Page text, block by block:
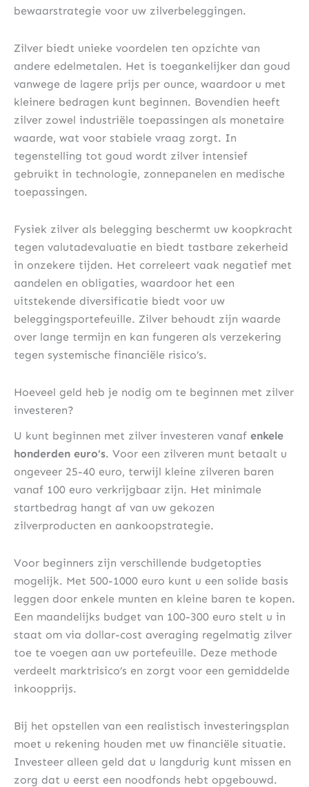
bewaarstrategie voor uw zilverbeleggingen.
Zilver biedt unieke voordelen ten opzichte van
andere edelmetalen. Het is toegankelijker dan goud
vanwege de lagere prijs per ounce, waardoor u met
kleinere bedragen kunt beginnen. Bovendien heeft
zilver zowel industriële toepassingen als monetaire
waarde, wat voor stabiele vraag zorgt. In
tegenstelling tot goud wordt zilver intensief
gebruikt in technologie, zonnepanelen en medische
toepassingen.
Fysiek zilver als belegging beschermt uw koopkracht
tegen valutadevaluatie en biedt tastbare zekerheid
in onzekere tijden. Het correleert vaak negatief met
aandelen en obligaties, waardoor het een
uitstekende diversificatie biedt voor uw
beleggingsportefeuille. Zilver behoudt zijn waarde
over lange termijn en kan fungeren als verzekering
tegen systemische financiële risico’s.
Hoeveel geld heb je nodig om te beginnen met zilver
investeren?
U kunt beginnen met zilver investeren vanaf enkele
honderden euro’s. Voor een zilveren munt betaalt u
ongeveer 25-40 euro, terwijl kleine zilveren baren
vanaf 100 euro verkrijgbaar zijn. Het minimale
startbedrag hangt af van uw gekozen
zilverproducten en aankoopstrategie.
Voor beginners zijn verschillende budgetopties
mogelijk. Met 500-1000 euro kunt u een solide basis
leggen door enkele munten en kleine baren te kopen.
Een maandelijks budget van 100-300 euro stelt u in
staat om via dollar-cost averaging regelmatig zilver
toe te voegen aan uw portefeuille. Deze methode
verdeelt marktrisico’s en zorgt voor een gemiddelde
inkoopprijs.
Bij het opstellen van een realistisch investeringsplan
moet u rekening houden met uw financiële situatie.
Investeer alleen geld dat u langdurig kunt missen en
zorg dat u eerst een noodfonds hebt opgebouwd.